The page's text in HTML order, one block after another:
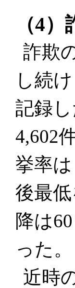
（4
詐欺
し続
記録
4,602
挙率
後最
降は
った。
近時